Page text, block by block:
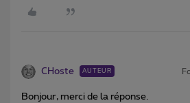
CHoste AUTEUR
Bonjour, merci de la réponse.